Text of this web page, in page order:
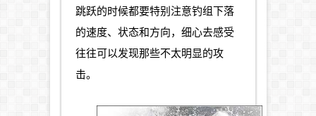
跳跃的时候都要特别注意钓组下落
的速度、状态和方向，细心去感受
往往可以发现那些不太明显的攻
击。